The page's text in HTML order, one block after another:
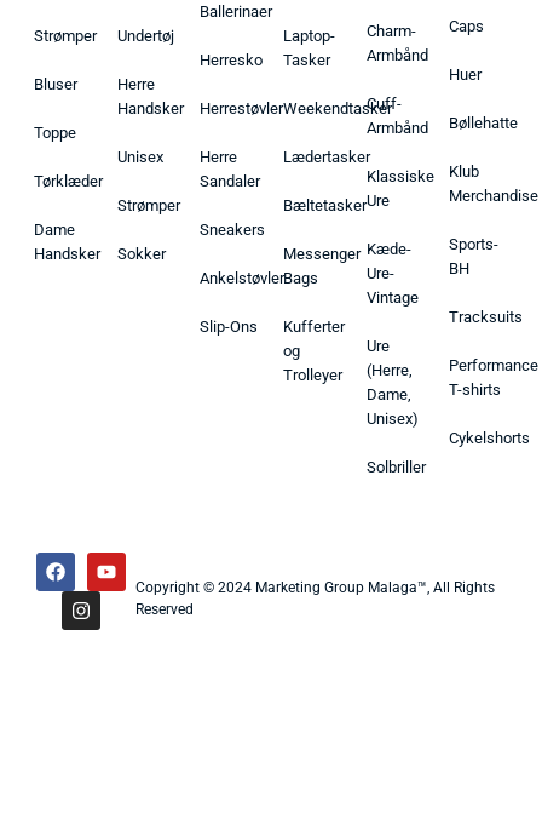
Strømper
Bluser
Toppe
Tørklæder
Dame
Handsker
Undertøj
Herre
Handsker
Unisex
Strømper
Sokker
Ballerinaer
Herresko
Herrestøvler
Herre
Sandaler
Sneakers
Ankelstøvler
Slip-Ons
Laptop-
Tasker
Weekendtasker
Lædertasker
Bæltetasker
Messenger
Bags
Kufferter
og
Trolleyer
Charm-
Armbånd
Cuff-
Armbånd
Klassiske
Ure
Kæde-
Ure-
Vintage
Ure
(Herre,
Dame,
Unisex)
Solbriller
Caps
Huer
Bøllehatte
Klub
Merchandise
Sports-
BH
Tracksuits
Performance
T-shirts
Cykelshorts
Copyright © 2024 Marketing Group Malaga™, All Rights
Reserved